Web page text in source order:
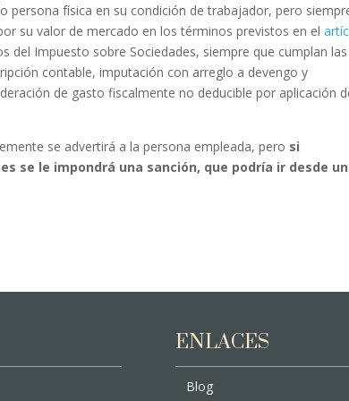
persona física en su condición de trabajador, pero
su valor de mercado en los términos previstos en el
del Impuesto sobre Sociedades, siempre que cumplan las
contable, imputación con arreglo a devengo y
de gasto fiscalmente no deducible por aplicación
se advertirá a la persona empleada, pero si
se le impondrá una sanción, que podría ir desde
ENLACES
Blog